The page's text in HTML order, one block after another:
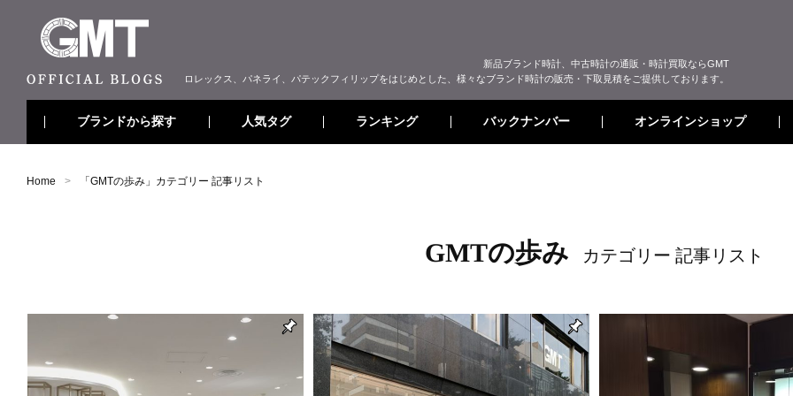
新品ブランド時計、中古時計の通販・時計買取ならGMT
ロレックス、パネライ、パテックフィリップをはじめとした、様々なブランド時計の販売・下取見積をご提供しております。
ブランドから探す 人気タグ ランキング バックナンバー オンラインショップ
Home 「 GMTの歩み 」カテゴリー 記事リスト
GMTの歩み カテゴリー 記事リスト